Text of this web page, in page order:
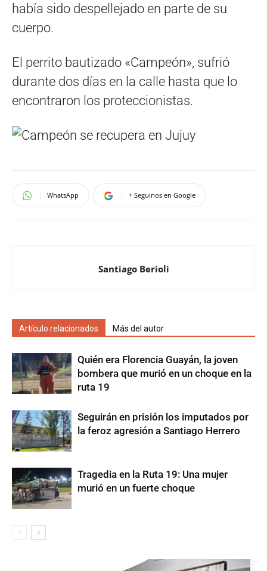
había sido despellejado en parte de su
cuerpo.
El perrito bautizado «Campeón», sufrió
durante dos días en la calle hasta que lo
encontraron los proteccionistas.
WhatsApp + Seguinos en Google
Santiago Berioli
Artículo relacionados Más del autor
Quién era Florencia Guayán, la joven
bombera que murió en un choque en la
ruta 19
Seguirán en prisión los imputados por
la feroz agresión a Santiago Herrero
Tragedia en la Ruta 19: Una mujer
murió en un fuerte choque